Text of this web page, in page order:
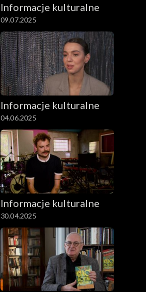
Informacje kulturalne
09.07.2025
Informacje kulturalne
04.06.2025
Informacje kulturalne
30.04.2025